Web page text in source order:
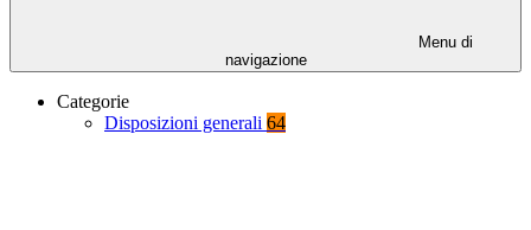
Menu di
navigazione
Categorie
Disposizioni generali 64